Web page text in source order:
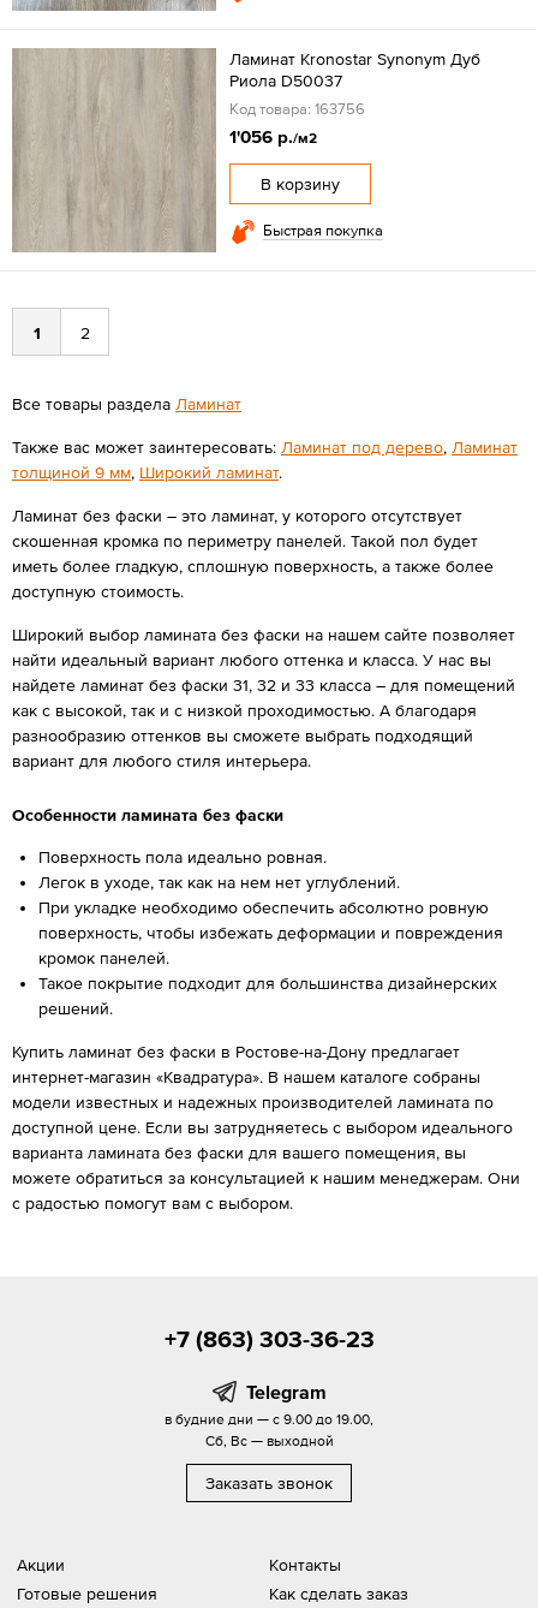
Ламинат Kronostar Synonym Дуб
Риола D50037
Код товара: 163756
1'056 р./м2
В корзину
Быстрая покупка
1 2
Все товары раздела Ламинат
Также вас может заинтересовать: Ламинат под дерево, Ламинат
толщиной 9 мм, Широкий ламинат.
Ламинат без фаски – это ламинат, у которого отсутствует
скошенная кромка по периметру панелей. Такой пол будет
иметь более гладкую, сплошную поверхность, а также более
доступную стоимость.
Широкий выбор ламината без фаски на нашем сайте позволяет
найти идеальный вариант любого оттенка и класса. У нас вы
найдете ламинат без фаски 31, 32 и 33 класса – для помещений
как с высокой, так и с низкой проходимостью. А благодаря
разнообразию оттенков вы сможете выбрать подходящий
вариант для любого стиля интерьера.
Особенности ламината без фаски
Поверхность пола идеально ровная.
Легок в уходе, так как на нем нет углублений.
При укладке необходимо обеспечить абсолютно ровную
поверхность, чтобы избежать деформации и повреждения
кромок панелей.
Такое покрытие подходит для большинства дизайнерских
решений.
Купить ламинат без фаски в Ростове-на-Дону предлагает
интернет-магазин «Квадратура». В нашем каталоге собраны
модели известных и надежных производителей ламината по
доступной цене. Если вы затрудняетесь с выбором идеального
варианта ламината без фаски для вашего помещения, вы
можете обратиться за консультацией к нашим менеджерам. Они
с радостью помогут вам с выбором.
Акции
Готовые решения
Контакты
Как сделать заказ
+7 (863) 303-36-23
Telegram
в будние дни — с 9.00 до 19.00,
Сб, Вс — выходной
Заказать звонок